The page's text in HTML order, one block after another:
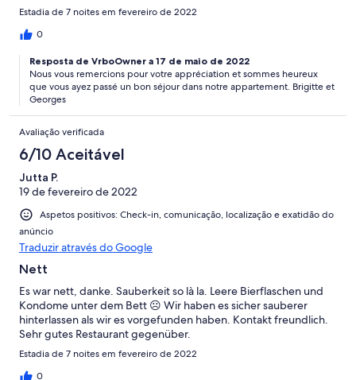
Estadia de 7 noites em fevereiro de 2022
0
Resposta de VrboOwner a 17 de maio de 2022
Nous vous remercions pour votre appréciation et sommes heureux
que vous ayez passé un bon séjour dans notre appartement. Brigitte et
Georges
Avaliação verificada
6/10 Aceitável
Jutta P.
19 de fevereiro de 2022
Aspetos positivos: Check-in, comunicação, localização e exatidão do
anúncio
Traduzir através do Google
Nett
Es war nett, danke. Sauberkeit so là la. Leere Bierflaschen und
Kondome unter dem Bett ☹️ Wir haben es sicher sauberer
hinterlassen als wir es vorgefunden haben. Kontakt freundlich.
Sehr gutes Restaurant gegenüber.
Estadia de 7 noites em fevereiro de 2022
0